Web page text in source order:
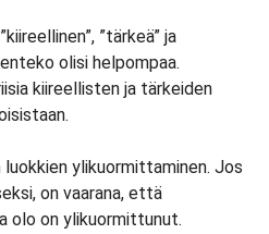
”tärkeä” ja
olisi helpompaa.
kiireellisten ja tärkeiden
ylikuormittaminen. Jos
on vaarana, että
olo on ylikuormittunut.